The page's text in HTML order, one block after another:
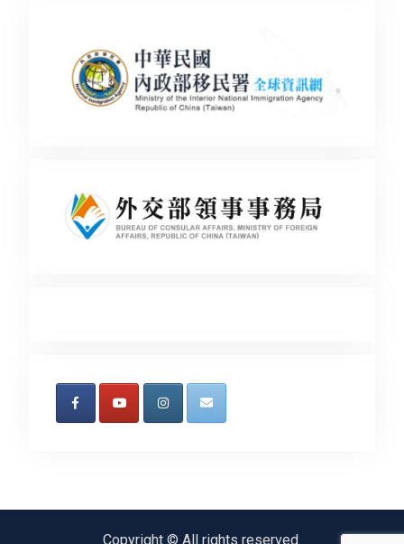
Copyright © All rights reserved.